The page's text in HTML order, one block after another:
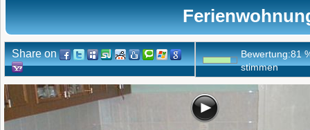
Share on Bewertung:81
stimmen